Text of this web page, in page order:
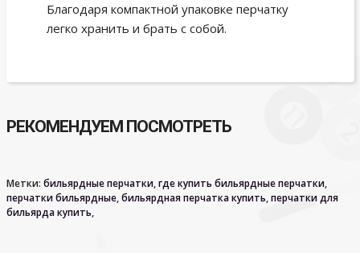
Благодаря компактной упаковке перчатку
легко хранить и брать с собой.
РЕКОМЕНДУЕМ ПОСМОТРЕТЬ
Метки: бильярдные перчатки,где купить бильярдные перчатки,
перчатки бильярдные,бильярдная перчатка купить,перчатки для
бильярда купить,